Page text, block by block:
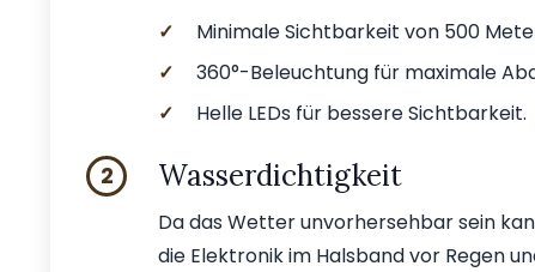
✓
Minimale Sichtbarkeit von 500
✓
360°-Beleuchtung für maximale
✓
Helle LEDs für bessere Sichtbarkeit.
2 Wasserdichtigkeit
Da das Wetter unvorhersehbar sein
die Elektronik im Halsband vor Regen